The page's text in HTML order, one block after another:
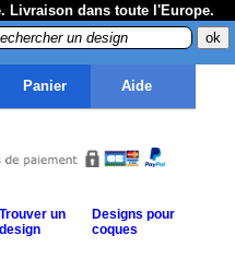
Livraison dans toute l'Europe.
Panier Aide
Trouver un
design
Designs pour
coques